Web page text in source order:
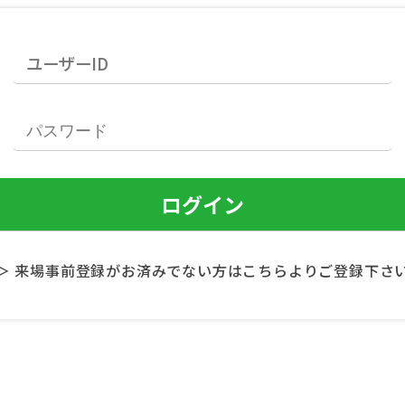
来場事前登録がお済みでない方はこちらよりご登録下さ